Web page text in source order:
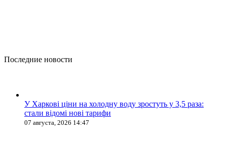
Последние новости
У Харкові ціни на холодну воду зростуть у 3,5 раза:
стали відомі нові тарифи
07 августа, 2026 14:47